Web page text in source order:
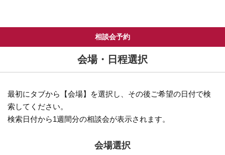
相談会予約
会場・日程選択
最初にタブから【会場】を選択し、その後ご希望の日付で検
索してください。
検索日付から1週間分の相談会が表示されます。
会場選択